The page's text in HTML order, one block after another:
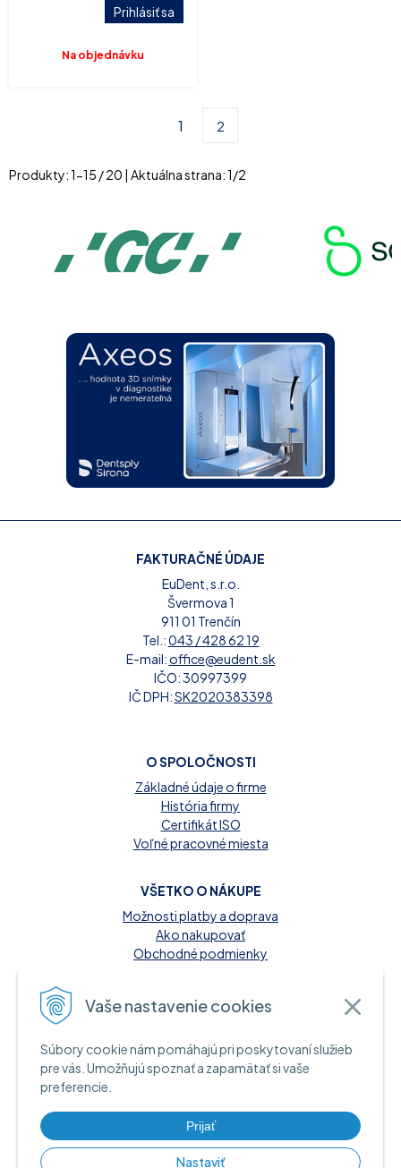
Vaše nastavenie cookies
Súbory cookie nám pomáhajú pri poskytovaní služieb
pre vás. Umožňujú spoznať a zapamätať si vaše
preferencie.
Prijať
Nastaviť
Prihlásiť sa
Na objednávku
1 2
Produkty:1-15 /20 | Aktuálna strana:1/2
FAKTURAČNÉ ÚDAJE
EuDent, s.r.o.
Švermova 1
911 01 Trenčín
Tel.:043 / 428 62 19
E-mail:office@eudent.sk
IČO: 30997399
IČ DPH:SK2020383398
O SPOLOČNOSTI
Základné údaje o firme
História firmy
Certifikát ISO
Voľné pracovné miesta
VŠETKO O NÁKUPE
Možnosti platby a doprava
Ako nakupovať
Obchodné podmienky
MOŽNOSTI PLATBY
A INFORMAČNÉ ZDROJE
Platba kartou online